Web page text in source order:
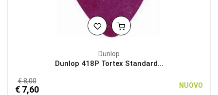
Dunlop
Dunlop 418P Tortex Standard...
€ 8,00
€ 7,60 NUOVO